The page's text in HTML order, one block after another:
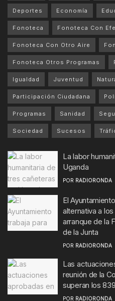
Deportes Economía
Fonoteca Fonoteca Con
Fonoteca Con Otro Aire
Fonoteca Otros Programas
Igualdad Juventud
Participación Ciudadana
Programas Sanidad
Sociedad Sucesos
La labor
Uganda
POR RADIORONDA
El
alternativa a
arranque de la
de la Junta
POR RADIORONDA
Las
reunión de la
superan los
POR RADIORONDA